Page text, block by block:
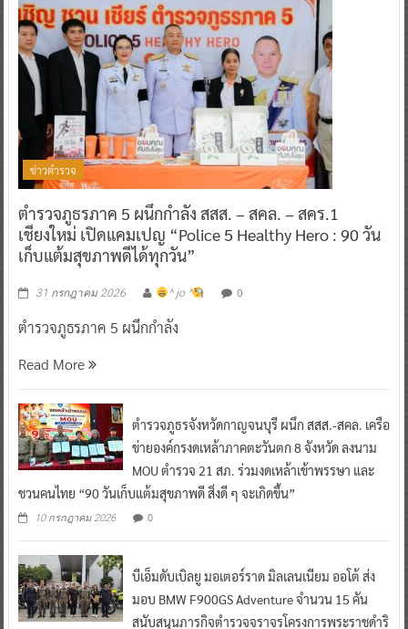
ข่าวตำรวจ
ตำรวจภูธรภาค 5 ผนึกกำลัง สสส. – สคล. – สคร.1
เชียงใหม่ เปิดแคมเปญ “Police 5 Healthy Hero : 90 วัน
เก็บแต้มสุขภาพดีได้ทุกวัน”
31 กรกฎาคม 2026 ^ jo ^ 0
ตำรวจภูธรภาค 5 ผนึกกำลัง
Read More
ตำรวจภูธรจังหวัดกาญจนบุรี ผนึก สสส.-สคล. เครือ
ข่ายองค์กรงดเหล้าภาคตะวันตก 8 จังหวัด ลงนาม
MOU ตำรวจ 21 สภ. ร่วมงดเหล้าเข้าพรรษา และ
ชวนคนไทย “90 วันเก็บแต้มสุขภาพดี สิ่งดี ๆ จะเกิดขึ้น”
10 กรกฎาคม 2026 0
บีเอ็มดับเบิลยู มอเตอร์ราด มิลเลนเนียม ออโต้ ส่ง
มอบ BMW F900GS Adventure จำนวน 15 คัน
สนับสนุนภารกิจตำรวจจราจรโครงการพระราชดำริ